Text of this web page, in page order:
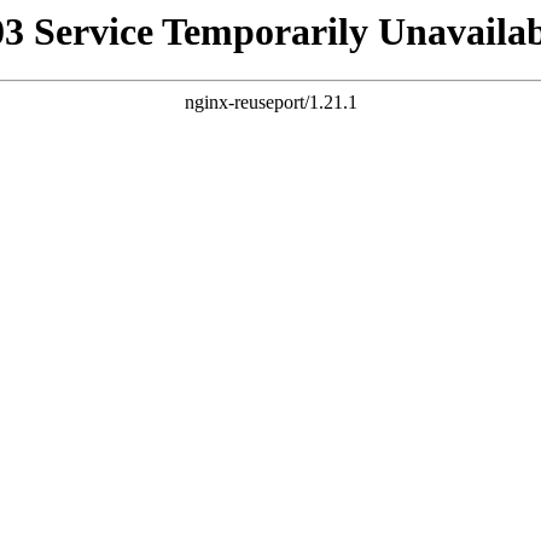
Service Temporarily
nginx-reuseport/1.21.1